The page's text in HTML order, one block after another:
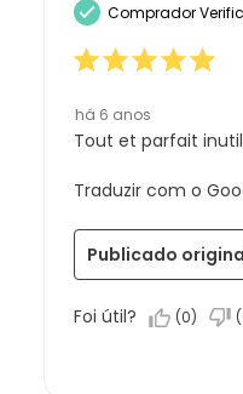
estrelas.
estrela.
Comprador
há 6 anos
Tout et parfait
Traduzir com o
Publicado
Foi útil? (0) (